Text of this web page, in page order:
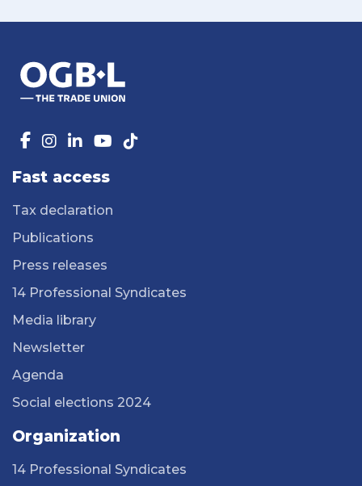
Fast access
Tax declaration
Publications
Press releases
14 Professional Syndicates
Media library
Newsletter
Agenda
Social elections 2024
Organization
14 Professional Syndicates